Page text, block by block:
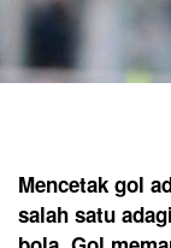
Mencetak gol
salah satu